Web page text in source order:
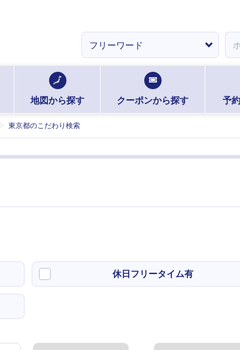
地図から探す クーポンから探す 予
東京都のこだわり検索
休日フリータイム有